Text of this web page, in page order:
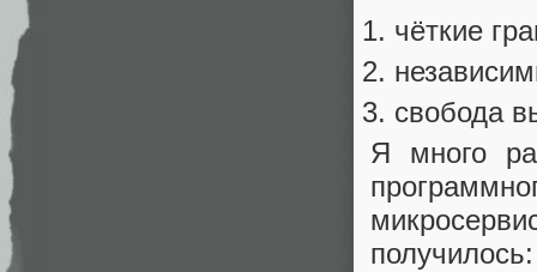
чёткие
свобода
Я много
получилось: